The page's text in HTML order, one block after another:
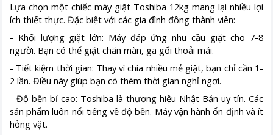
Lựa chọn một chiếc máy giặt Toshiba 12kg mang lại nhiều lợi
ích thiết thực. Đặc biệt với các gia đình đông thành viên:
- Khối lượng giặt lớn: Máy đáp ứng nhu cầu giặt cho 7-8
người. Bạn có thể giặt chăn màn, ga gối thoải mái.
- Tiết kiệm thời gian: Thay vì chia nhiều mẻ giặt, bạn chỉ cần 1-
2 lần. Điều này giúp bạn có thêm thời gian nghỉ ngơi.
- Độ bền bỉ cao: Toshiba là thương hiệu Nhật Bản uy tín. Các
sản phẩm luôn nổi tiếng về độ bền. Máy vận hành ổn định và ít
hỏng vặt.